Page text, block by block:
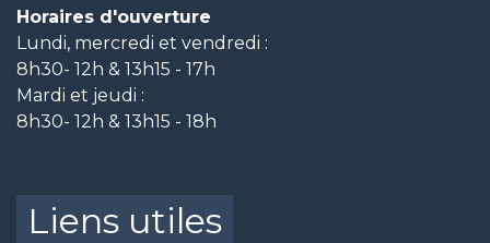
Horaires d'ouverture
Lundi, mercredi et vendredi :
8h30- 12h & 13h15 - 17h
Mardi et jeudi :
8h30- 12h & 13h15 - 18h
Liens utiles